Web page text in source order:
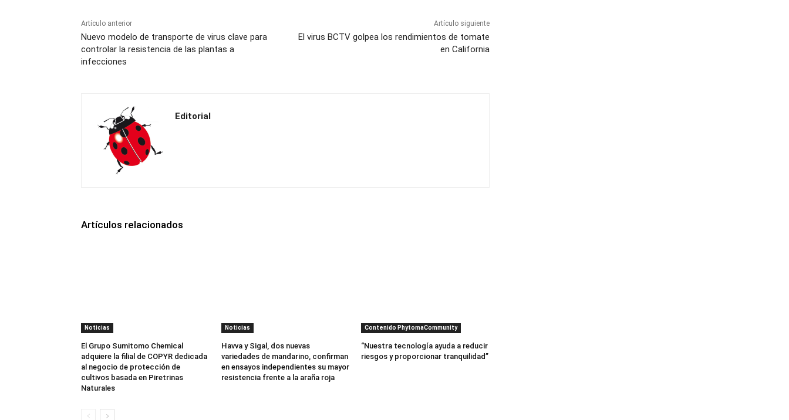
Artículo anterior
Nuevo modelo de transporte de virus clave para
controlar la resistencia de las plantas a
infecciones
Artículo siguiente
El virus BCTV golpea los rendimientos de tomate
en California
Editorial
Artículos relacionados
Noticias
El Grupo Sumitomo Chemical
adquiere la filial de COPYR dedicada
al negocio de protección de
cultivos basada en Piretrinas
Naturales
Noticias
Havva y Sigal, dos nuevas
variedades de mandarino, confirman
en ensayos independientes su mayor
resistencia frente a la araña roja
Contenido PhytomaCommunity
“Nuestra tecnología ayuda a reducir
riesgos y proporcionar tranquilidad”